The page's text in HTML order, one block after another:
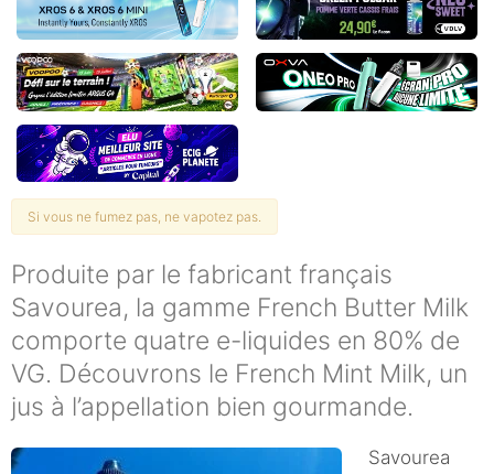
Si vous ne fumez pas, ne vapotez pas.
Produite par le fabricant français
Savourea, la gamme French Butter Milk
comporte quatre e-liquides en 80% de
VG. Découvrons le French Mint Milk, un
jus à l’appellation bien gourmande.
Savourea